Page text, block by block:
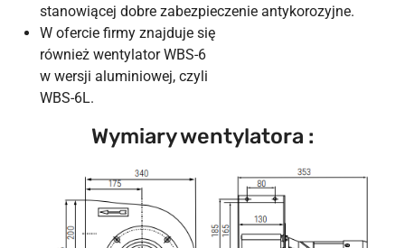
stanowiącej dobre zabezpieczenie antykorozyjne.
W ofercie firmy znajduje się
również wentylator WBS-6
w wersji aluminiowej, czyli
WBS-6L.
Wymiary wentylatora :